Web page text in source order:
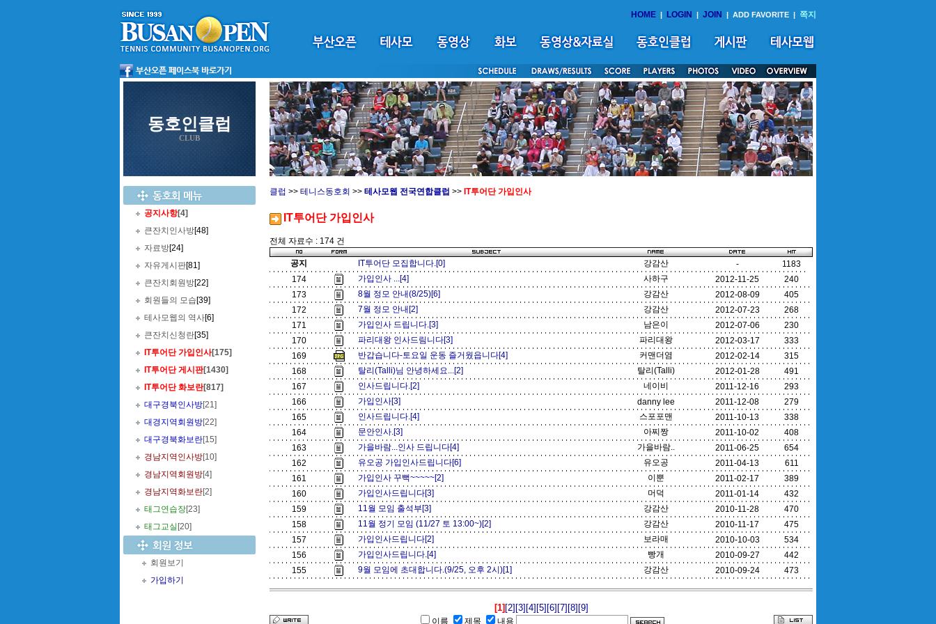
HOME | LOGIN | JOIN | ADD FAVORITE | 쪽지
동호인클럽
CLUB
공지사항[4]
큰잔치인사방[48]
자료방[24]
자유게시판[81]
큰잔치회원방[22]
회원들의 모습[39]
테사모웹의 역사[6]
큰잔치신청란[35]
IT투어단 가입인사[175]
IT투어단 게시판[1430]
IT투어단 화보란[817]
대구경북인사방[21]
대경지역회원방[22]
대구경북화보란[15]
경남지역인사방[10]
경남지역회원방[4]
경남지역화보란[2]
태그연습장[23]
태그교실 [20]
회원보기
가입하기
클럽 >> 테니스동호회 >> 테사모웹 전국연합클럽 >> IT투어단 가입인사
IT투어단 가입인사
전체 자료수 : 174 건
공지 IT투어단 모집합니다.[0] 강감산 -
1183
174
가입인사 ...[4] 사하구 2012-11-25
240
173
8월 정모 안내(8/25)[6] 강감산 2012-08-09
405
172
7월 정모 안내[2] 강감산 2012-07-23
268
171
가입인사 드립니다.[3] 남은이 2012-07-06
230
170
파리대왕 인사드림니다[3] 파리대왕 2012-03-17
333
169
반갑습니다-토요일 운동 즐거웠읍니다[4] 커맨더염 2012-02-14
315
168
탈리(Talli)님 안녕하세요...[2] 탈리(Talli) 2012-01-28
491
167
인사드립니다.[2] 네이비 2011-12-16
293
166
가입인사[3] danny lee 2011-12-08
279
165
인사드립니다.[4] 스포포맨 2011-10-13
338
164
문안인사.[3] 아찌짱 2011-10-02
408
163
가을바람...인사 드립니다[4] 가을바람.. 2011-06-25
654
162
유오공 가입인사드립니다[6] 유오공 2011-04-13
611
161
가입인사 꾸뻑~~~~~[2] 이뿐 2011-02-17
389
160
가입인사드립니다[3] 머덕 2011-01-14
432
159
11월 모임 출석부[3] 강감산 2010-11-28
470
158
11월 정기 모임 (11/27 토 13:00~)[2] 강감산 2010-11-17
475
157
가입인사드립니다[2] 보라매 2010-10-03
534
156
가입인사드립니다.[4] 빵개 2010-09-27
442
155
9월 모임에 초대합니다.(9/25, 오후 2시)[1] 강감산 2010-09-24 473
[1] [2] [3] [4] [5] [6] [7] [8] [9]
이름 제목 내용